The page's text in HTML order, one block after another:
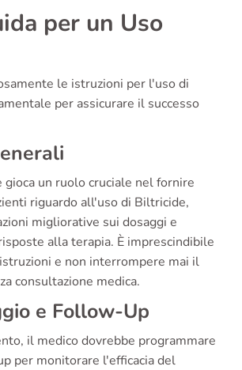
per un Uso
le istruzioni per l'uso di
per assicurare il successo
gioca un ruolo cruciale nel fornire
riguardo all'uso di Biltricide,
migliorative sui dosaggi e
alla terapia. È imprescindibile
e non interrompere mai il
consultazione medica.
e Follow-Up
il medico dovrebbe programmare
per monitorare l'efficacia del